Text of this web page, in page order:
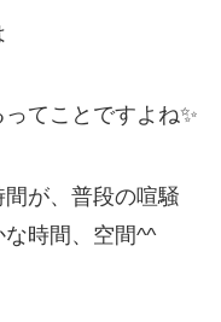
てことですよね✨
が、普段の喧騒
時間、空間^^